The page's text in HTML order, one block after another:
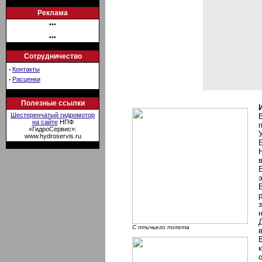
Реклама
•••
•••
Сотрудничество
· Контакты
· Расценки
Полезные ссылки
Шестеренчатый гидромотор
на сайтеНПФ
«ГидроСервис»:
www.hydroservis.ru
С птичьего полета